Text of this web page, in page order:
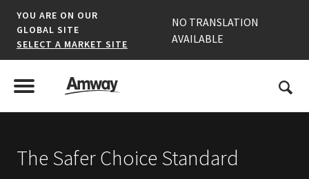
YOU ARE ON OUR
GLOBAL SITE
SELECT A MARKET SITE
NO TRANSLATION
AVAILABLE
Menu
Toggle Menu
Search
The Safer Choice Standard
United States
*denotes a shared market website.